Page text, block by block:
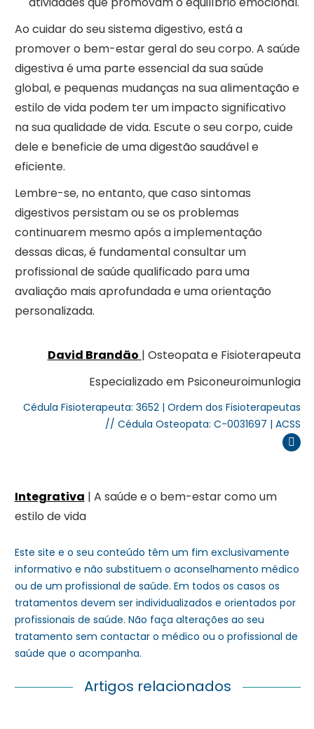
Ao cuidar do seu sistema digestivo, está a
promover o bem-estar geral do seu corpo. A saúde
digestiva é uma parte essencial da sua saúde
global, e pequenas mudanças na sua alimentação e
estilo de vida podem ter um impacto significativo
na sua qualidade de vida. Escute o seu corpo, cuide
dele e beneficie de uma digestão saudável e
eficiente.
Lembre-se, no entanto, que caso sintomas
digestivos persistam ou se os problemas
continuarem mesmo após a implementação
dessas dicas, é fundamental consultar um
profissional de saúde qualificado para uma
avaliação mais aprofundada e uma orientação
personalizada.
David Brandão | Osteopata e Fisioterapeuta
Especializado em Psiconeuroimunlogia
Cédula Fisioterapeuta: 3652 | Ordem dos Fisioterapeutas
// Cédula Osteopata: C-0031697 | ACSS
Integrativa | A saúde e o bem-estar como um
estilo de vida
Este site e o seu conteúdo têm um fim exclusivamente
informativo e não substituem o aconselhamento médico
ou de um profissional de saúde. Em todos os casos os
tratamentos devem ser individualizados e orientados por
profissionais de saúde. Não faça alterações ao seu
tratamento sem contactar o médico ou o profissional de
saúde que o acompanha.
Artigos relacionados